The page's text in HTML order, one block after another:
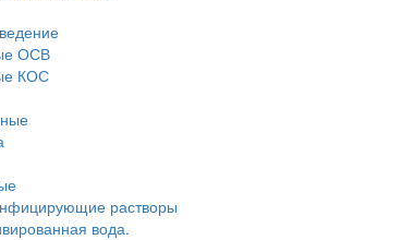
ОСВ
КОС
растворы
вода.